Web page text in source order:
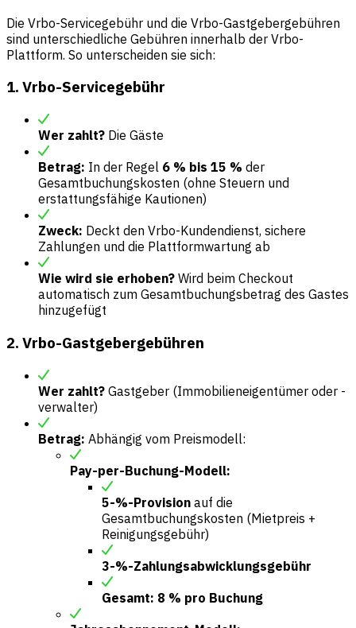
Die Vrbo-Servicegebühr und die Vrbo-Gastgebergebühren
sind unterschiedliche Gebühren innerhalb der Vrbo-
Plattform. So unterscheiden sie sich:
1. Vrbo-Servicegebühr
Wer zahlt? Die Gäste
Betrag: In der Regel 6 % bis 15 % der
Gesamtbuchungskosten (ohne Steuern und
erstattungsfähige Kautionen)
Zweck: Deckt den Vrbo-Kundendienst, sichere
Zahlungen und die Plattformwartung ab
Wie wird sie erhoben? Wird beim Checkout
automatisch zum Gesamtbuchungsbetrag des Gastes
hinzugefügt
2. Vrbo-Gastgebergebühren
Wer zahlt? Gastgeber (Immobilieneigentümer oder -
verwalter)
Betrag: Abhängig vom Preismodell:
Pay-per-Buchung-Modell:
5-%-Provision auf die
Gesamtbuchungskosten (Mietpreis +
Reinigungsgebühr)
3-%-Zahlungsabwicklungsgebühr
Gesamt: 8 % pro Buchung